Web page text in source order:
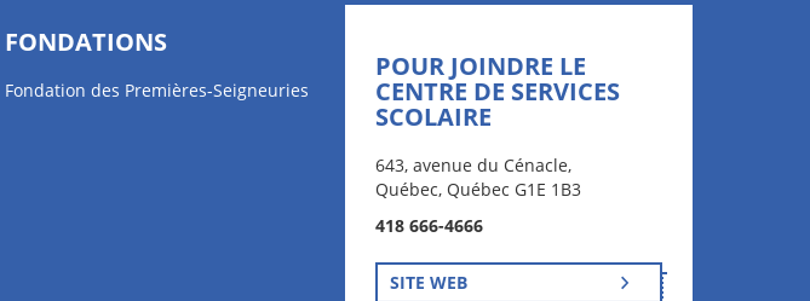
FONDATIONS
Fondation des Premières-Seigneuries
POUR JOINDRE LE
CENTRE DE SERVICES
SCOLAIRE
643, avenue du Cénacle,
Québec, Québec G1E 1B3
418 666-4666
SITE WEB